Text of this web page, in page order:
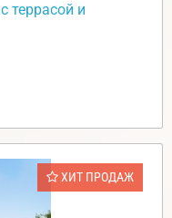
террасой и
ХИТ ПРОДАЖ